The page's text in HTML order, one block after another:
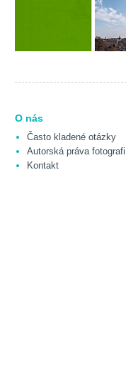
O nás
Často kladené otázky
Autorská práva
Kontakt